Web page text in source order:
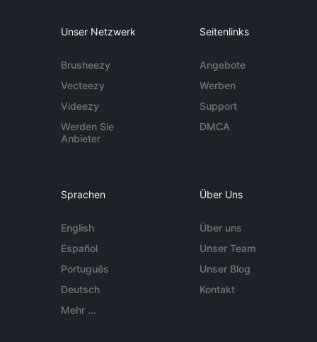
Unser Netzwerk
Brusheezy
Vecteezy
Videezy
Werden Sie
Anbieter
Seitenlinks
Angebote
Werben
Support
DMCA
Sprachen
English
Español
Português
Deutsch
Mehr ...
Über Uns
Über uns
Unser Team
Unser Blog
Kontakt